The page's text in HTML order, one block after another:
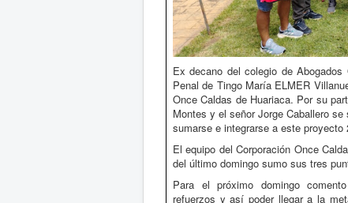
Ex decano del colegio de
Penal de Tingo María ELMER
Once Caldas de Huariaca. Por su
Montes y el señor Jorge Caballero
sumarse e integrarse a este proyecto
El equipo del Corporación Once
del último domingo sumo sus tres
Para el próximo domingo
refuerzos y así poder llegar a la